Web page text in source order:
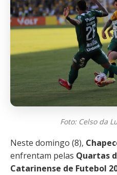
Foto: Celso da
Neste domingo (8),
enfrentam pelas Quartas
Catarinense de Futebol